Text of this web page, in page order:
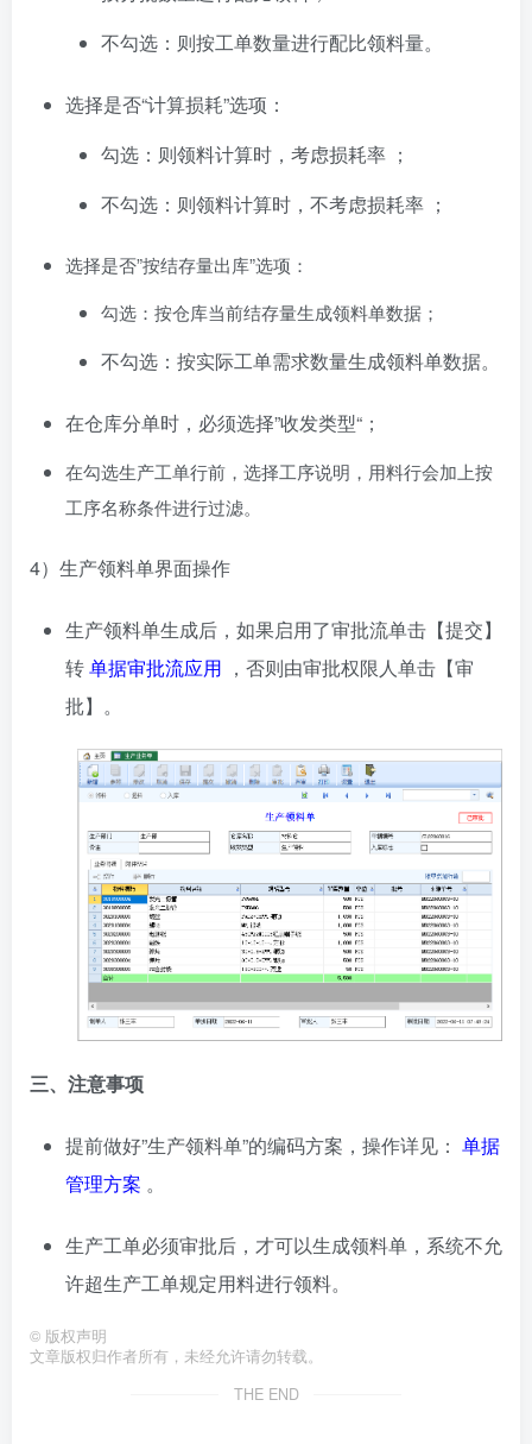
不勾选：则按工单数量进行配比领料量。
选择是否“计算损耗”选项：
勾选：则领料计算时，考虑损耗率 ；
不勾选：则领料计算时，不考虑损耗率 ；
选择是否”按结存量出库”选项：
勾选：按仓库当前结存量生成领料单数据；
不勾选：按实际工单需求数量生成领料单数据。
在仓库分单时，必须选择”收发类型“；
在勾选生产工单行前，选择工序说明，用料行会加上按
工序名称条件进行过滤。
4）生产领料单界面操作
生产领料单生成后，如果启用了审批流单击【提交】
转单据审批流应用 ，否则由审批权限人单击【审
批】。
三、注意事项
提前做好”生产领料单”的编码方案，操作详见： 单据
管理方案 。
生产工单必须审批后，才可以生成领料单，系统不允
许超生产工单规定用料进行领料。
© 版权声明
文章版权归作者所有，未经允许请勿转载。
THE END